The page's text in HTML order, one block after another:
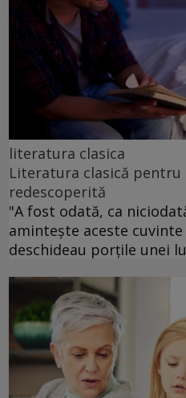
literatura clasica
Literatura clasică pentru
redescoperită
"A fost odată, ca
amintește aceste cuvinte
deschideau porțile unei